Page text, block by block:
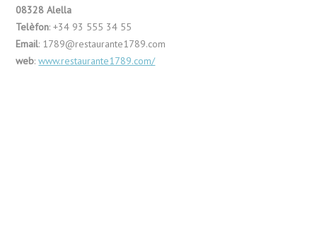
08328 Alella
Telèfon: +34 93 555 34 55
Email: 1789@restaurante1789.com
web:www.restaurante1789.com/